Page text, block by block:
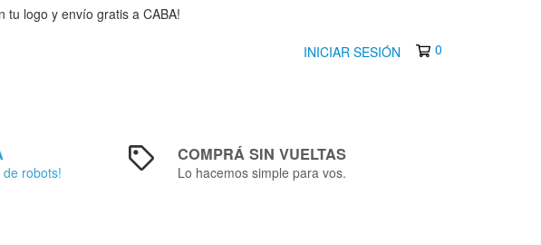
tu logo y envío gratis a CABA!
INICIAR SESIÓN 0
robots!
COMPRÁ SIN VUELTAS
Lo hacemos simple para vos.